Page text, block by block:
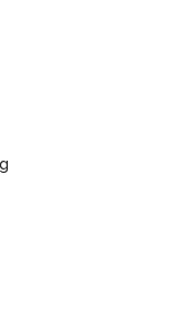
10 jaar garantie op